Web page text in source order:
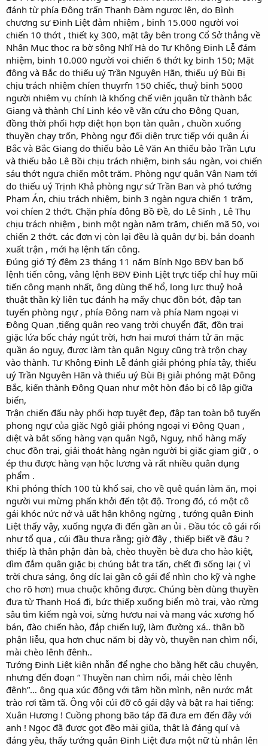
đánh từ phía Đông trấn Thanh Đàm ngược lên, do Bình
chương sự Đinh Liệt đảm nhiệm , binh 15.000 người voi
chiến 10 thớt , thiết kỵ 300, mặt tây bên trong Cổ Sở thẳng về
Nhân Mục thọc ra bờ sông Nhĩ Hà do Tư Không Đinh Lễ đảm
nhiệm, binh 10.000 người voi chiến 6 thớt kỵ binh 150; Mặt
đông và Bắc do thiếu uý Trần Nguyên Hãn, thiếu uý Bùi Bị
chịu trách nhiệm chíen thuyrfn 150 chiếc, thuỷ binh 5000
người nhiêm vụ chính là khống chế viên jquân từ thành bắc
Giang và thành Chí Linh kéo về vãn cứu cho Đông Quan,
đồng thời phối hợp diệt họn bọn tàn quân , chuồn xuống
thuyền chạy trốn, Phòng ngự đối diện trực tiếp với quân Ái
Bắc và Bắc Giang do thiếu bảo Lê Văn An thiếu bảo Trần Lựu
và thiếu bảo Lê Bồi chịu trách nhiệm, binh sáu ngàn, voi chiến
sáu thớt ngựa chiến một trăm. Phòng ngự quân Vân Nam tới
do thiếu uý Trịnh Khả phòng ngự sứ Trần Ban và phó tướng
Phạm Án, chịu trách nhiệm, binh 3 ngàn ngựa chiến 1 trăm,
voi chíen 2 thớt. Chặn phía đông Bồ Đề, do Lê Sinh , Lê Thụ
chịu trách nhiệm , binh một ngàn năm trăm, chiến mã 50, voi
chiến 2 thớt. các đơn vị còn lại đều là quân dự bị. bản doanh
xuất trận , mới hạ lệnh tấn công.
Đúng giớ Tý đêm 23 tháng 11 năm Bính Ngọ BĐV ban bố
lệnh tiến công, vâng lệnh BĐV Đinh Lịệt trực tiếp chỉ huy mũi
tiến công mạnh nhất, ông dùng thế hổ, long lực thuỷ hoả
thuật thần kỳ liên tục đánh hạ mấy chục đồn bót, đập tan
tuyến phòng ngự , phía Đông nam và phía Nam ngoại vi
Đông Quan ,tiếng quân reo vang trời chuyển đất, đồn trại
giặc lứa bốc cháy ngút trời, hơn hai mươi thám tử ăn mặc
quần áo nguỵ, được làm tàn quân Nguỵ cũng trà trộn chạỵ
vào thành. Tư Không Đinh Lễ đánh giải phóng phía tây, thiếu
uý Trần Nguyên Hãn và thiếu uý Bùi Bị giải phóng mặt Đông
Bắc, kiến thành Đông Quan như một hòn đảo bị cô lập giữa
biển,
Trận chiến đấu này phối hợp tuyệt đẹp, đập tan toàn bộ tuyến
phong ngự của gịăc Ngô giải phóng ngoại vi Đông Quan ,
diệt và bắt sống hàng vạn quân Ngô, Nguỵ, nhổ hàng mấy
chục đồn trại, giải thoát hàng ngàn người bị giặc giam giữ , o
ép thu được hàng vạn hộc lương và rất nhiều quân dụng
phẩm .
Khi phóng thích 100 tù khổ sai, cho về quê quán làm ăn, mọi
người vui mừng phấn khởi đến tột độ. Trong đó, có một cô
gái khóc nức nở và uất hận không ngừng , tướng quân Đinh
Liệt thấy vậy, xuống ngựa đi đến gần an ủi . Đầu tóc cô gái rối
như tổ quạ , cúi đầu thưa rằng; giờ đây , thiếp biết về đâu ?
thiếp là thân phận đàn bà, chèo thuyền bè đưa cho hào kiệt,
dìm đắm quân giặc bị chúng bắt tra tấn, chết đi sống lại ( vì
trời chưa sáng, ông díc lại gần cô gái để nhìn cho kỹ và nghe
cho rõ hơn) mua chuộc không được. Chúng bèn dùng thuyền
đưa từ Thanh Hoá đi, bức thiếp xuống biển mò trai, vào rừng
sâu tìm kiếm ngà voi, sừng hươu nai và mang vác xương hổ
bán, đào chiến hào, đắp chiến luỹ, làm đường xá.. thân bồ
phận liễu, qua hơn chục năm bị dày vò, thuyền nan chìm nổi,
mài chèo lênh đênh..
Tướng Đinh Liệt kiên nhẫn để nghe cho bằng hết câu chuyện,
nhưng đến đoạn “ Thuyền nan chìm nổi, mái chèo lênh
đênh”… ông qua xúc động với tâm hồn mình, nên nước mắt
trào rơi tầm tã. Ông vội cúi đỡ cô gái dậy và bật ra hai tiếng:
Xuân Hương ! Cuồng phong bão táp đã đưa em đến đây với
anh ! Ngọc đã được gọt đẽo mài giũa, thật là đáng quí và
đáng yêu, thấy tướng quân Đinh Liệt đưa một nữ tù nhân lên